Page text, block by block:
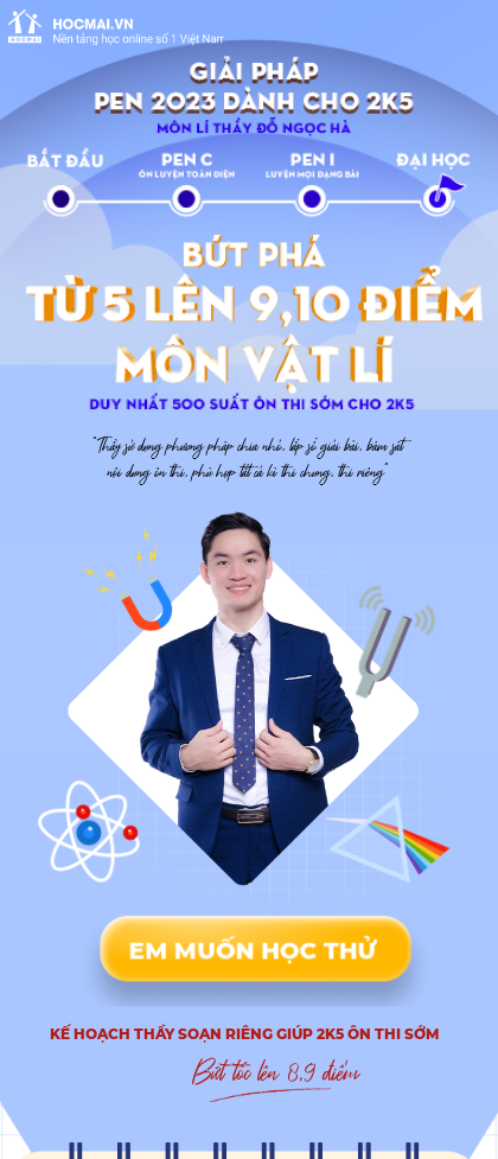
"Thầy sử dụng phương pháp chia nhỏ, lắp số giải bài, bám sát
nội dung ôn thi, phù hợp tất cả kì thi chung, thi riêng"
EM MUỐN HỌC THỬ
KẾ HOẠCH THẦY SOẠN RIÊNG GIÚP 2K5 ÔN THI SỚM
Bứt tốc lên 8,9 điểm